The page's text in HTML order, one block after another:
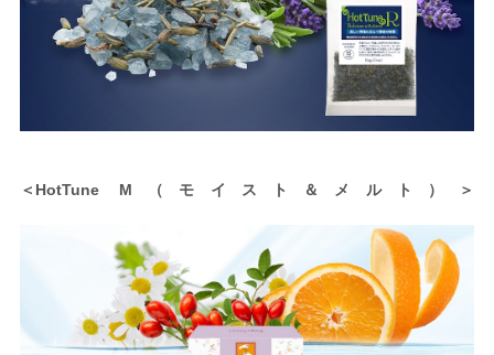
＜HotTune M（モイスト＆メルト）＞